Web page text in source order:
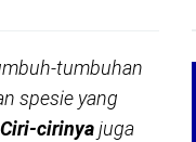
tumbuhan
spesie yang
Ciri-cirinyajuga